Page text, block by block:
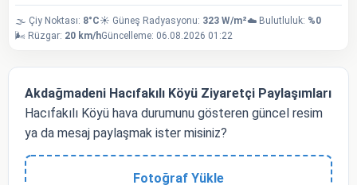
🌫️ Çiy Noktası: 8°C☀️ Güneş Radyasyonu: 323 W/m²☁️ Bulutluluk: %0
🌬️ Rüzgar: 20 km/hGüncelleme: 06.08.2026 01:22
Akdağmadeni Hacıfakılı Köyü Ziyaretçi Paylaşımları
Hacıfakılı Köyü hava durumunu gösteren güncel resim
ya da mesaj paylaşmak ister misiniz?
Fotoğraf Yükle